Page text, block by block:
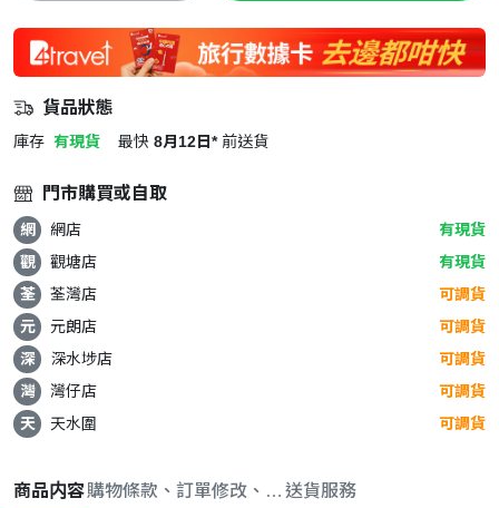
貨品狀態
庫存 有現貨 最快 8月12日* 前送貨
門市購買或自取
網 網店
有現貨
觀
觀塘店
有現貨
荃
荃灣店
可調貨
元
元朗店
可調貨
深
深水埗店
可調貨
灣
灣仔店
可調貨
天
天水圍 可調貨
商品内容購物條款、訂單修改、取消與退款政策
送貨服務